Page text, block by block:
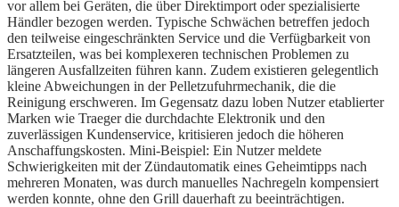
vor allem bei Geräten, die über Direktimport oder spezialisierte
Händler bezogen werden. Typische Schwächen betreffen jedoch
den teilweise eingeschränkten Service und die Verfügbarkeit von
Ersatzteilen, was bei komplexeren technischen Problemen zu
längeren Ausfallzeiten führen kann. Zudem existieren gelegentlich
kleine Abweichungen in der Pelletzufuhrmechanik, die die
Reinigung erschweren. Im Gegensatz dazu loben Nutzer etablierter
Marken wie Traeger die durchdachte Elektronik und den
zuverlässigen Kundenservice, kritisieren jedoch die höheren
Anschaffungskosten. Mini-Beispiel: Ein Nutzer meldete
Schwierigkeiten mit der Zündautomatik eines Geheimtipps nach
mehreren Monaten, was durch manuelles Nachregeln kompensiert
werden konnte, ohne den Grill dauerhaft zu beeinträchtigen.